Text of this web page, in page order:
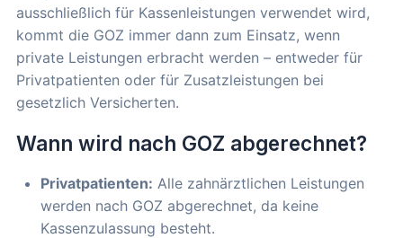
ausschließlich für Kassenleistungen verwendet wird,
kommt die GOZ immer dann zum Einsatz, wenn
private Leistungen erbracht werden – entweder für
Privatpatienten oder für Zusatzleistungen bei
gesetzlich Versicherten.
Wann wird nach GOZ abgerechnet?
Privatpatienten: Alle zahnärztlichen Leistungen
werden nach GOZ abgerechnet, da keine
Kassenzulassung besteht.